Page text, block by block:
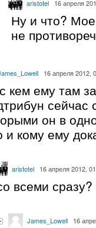
aristotel 16 апреля
Ну и что?
не
16 апреля 2012,
кем ему там
сейчас
он в
и кому ему
aristotel 16 апреля 2012,
всеми сразу?
James_Lowell 16